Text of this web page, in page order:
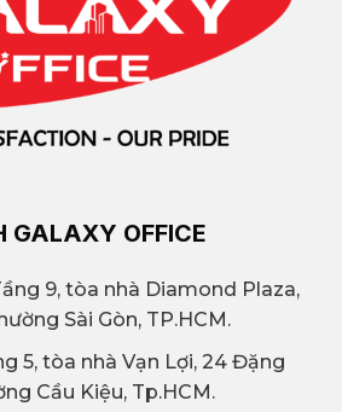
GALAXY OFFICE
9, tòa nhà Diamond Plaza,
Sài Gòn, TP.HCM.
5, tòa nhà Vạn Lợi, 24 Đặng
Cầu Kiệu, Tp.HCM.